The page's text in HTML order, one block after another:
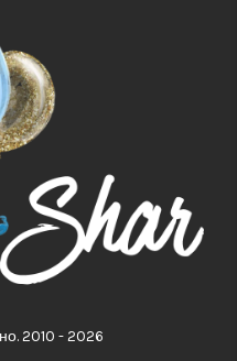
2010 - 2026